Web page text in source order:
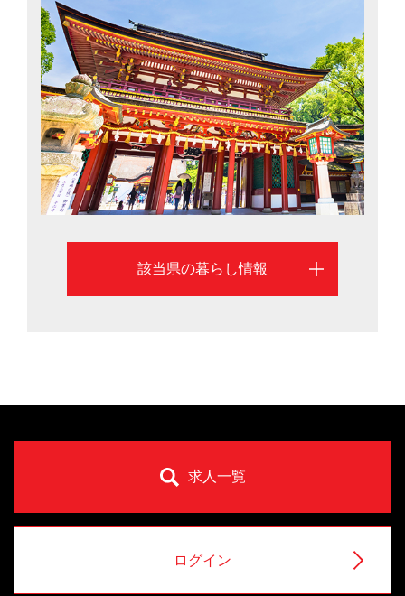
1市の中で総合物価の安さは北九州市が1位、福岡市が2
位（平成29年総務省「小売物価統計調査」）と低物価な
一方、商業施設や県内外への交通網が充実しているた
め、少ない生活コストで都会的な暮らしが手に入りま
す。UJIターン別移住希望地ランキング（2017年）にお
いて、Uターン3位、Jターン2位、Iターン6位と上位を獲
得していることから、都会慣れした人でも移住しやすい
環境であることがわかります。福岡市と北九州市を中心
に、福岡県の移住情報を掲載しています。
該当県の暮らし情報
求人一覧
ログイン